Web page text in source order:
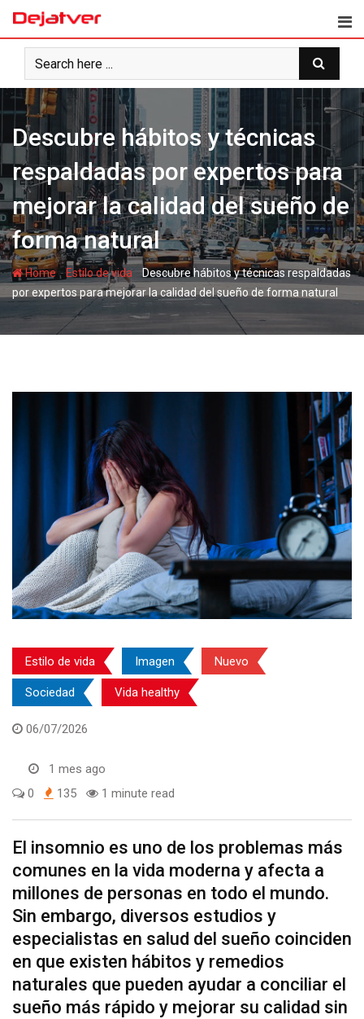
Skip
content
Descubre hábitos y técnicas
respaldadas por expertos para
mejorar la calidad del sueño de
forma natural
Home-Estilo de vida -Descubre hábitos y técnicas respaldadas
por expertos para mejorar la calidad del sueño de forma natural
Estilo de vida Imagen Nuevo
Sociedad Vida healthy
06/07/2026
1 mes ago
0
135 1 minute read
El insomnio es uno de los problemas más
comunes en la vida moderna y afecta a
millones de personas en todo el mundo.
Sin embargo, diversos estudios y
especialistas en salud del sueño coinciden
en que existen hábitos y remedios
naturales que pueden ayudar a conciliar el
sueño más rápido y mejorar su calidad sin